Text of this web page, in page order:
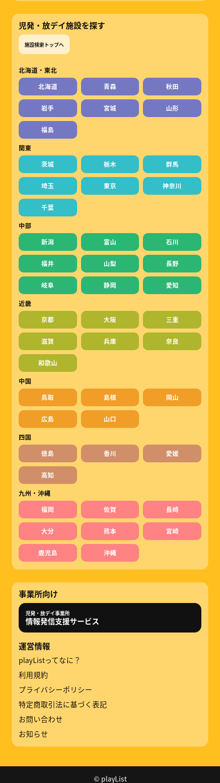
児発・放デイ施設を探す
施設検索トップへ
北海道・東北
北海道
青森 秋田
岩手 宮城 山形
福島
関東
茨城
栃木 群馬
埼玉 東京 神奈川
千葉
中部
新潟
富山 石川
福井 山梨 長野
岐阜 静岡
愛知
近畿
京都
大阪 三重
滋賀 兵庫 奈良
和歌山
中国
鳥取
島根 岡山
広島
山口
四国
徳島
香川 愛媛
高知
九州・沖縄
福岡
佐賀 長崎
大分 熊本 宮崎
鹿児島 沖縄
事業所向け
児発・放デイ事業所
情報発信支援サービス
運営情報
playListってなに？
利用規約
プライバシーポリシー
特定商取引法に基づく表記
お問い合わせ
お知らせ
© playList